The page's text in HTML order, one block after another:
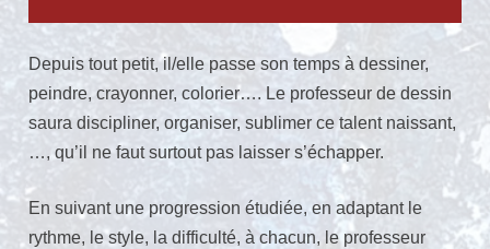
Depuis tout petit, il/elle passe son temps à dessiner,
peindre, crayonner, colorier…. Le professeur de dessin
saura discipliner, organiser, sublimer ce talent naissant,
…, qu’il ne faut surtout pas laisser s’échapper.
En suivant une progression étudiée, en adaptant le
rythme, le style, la difficulté, à chacun, le professeur